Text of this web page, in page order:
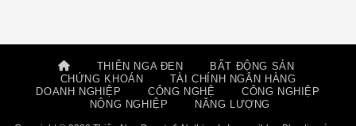
THIÊN NGA ĐEN
BẤT ĐỘNG SẢN
CHỨNG KHOÁN
TÀI CHÍNH NGÂN HÀNG
DOANH NGHIỆP
CÔNG NGHỆ
CÔNG NGHIỆP
NÔNG NGHIỆP
NĂNG LƯỢNG